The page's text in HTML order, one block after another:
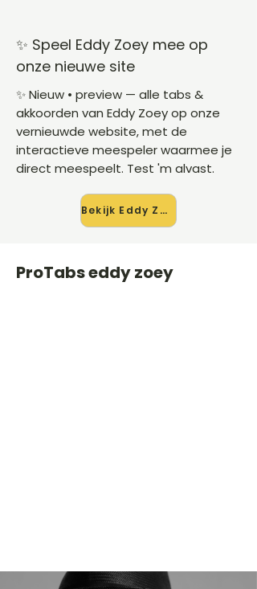
✨ Speel Eddy Zoey mee op
onze nieuwe site
✨ Nieuw • preview — alle tabs &
akkoorden van Eddy Zoey op onze
vernieuwde website, met de
interactieve meespeler waarmee je
direct meespeelt. Test 'm alvast.
Bekijk Eddy Zoey →
ProTabs eddy zoey